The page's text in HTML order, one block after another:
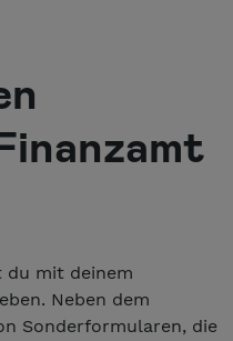
du mit deinem
Neben dem
Sonderformularen, die